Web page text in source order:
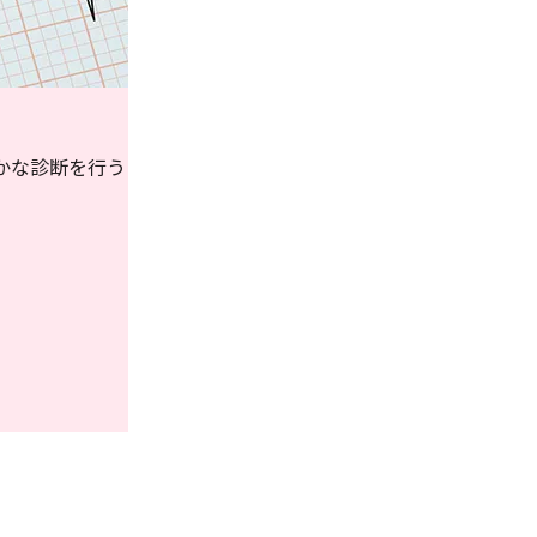
な診断を行う